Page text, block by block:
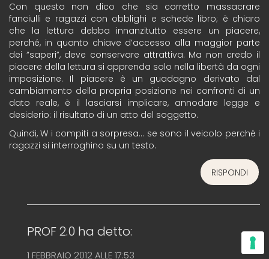
Con questo non dico che sia corretto massacrare
fanciulli e ragazzi con obblighi e schede libro; è chiaro
che la lettura debba innanzitutto essere un piacere,
perché, in quanto chiave d’accesso alla maggior parte
dei “saperi”, deve conservare attrattiva. Ma non credo il
piacere della lettura si apprenda solo nella libertà da ogni
imposizione. Il piacere è un guadagno derivato dal
cambiamento della propria posizione nei confronti di un
dato reale, è il lasciarsi implicare, annodare legge e
desiderio: il risultato di un atto del soggetto.
Quindi, W i compiti a sorpresa… se sono il veicolo perché i
ragazzi si interroghino su un testo.
RISPONDI
PROF 2.0 ha detto:
1 FEBBRAIO 2012 ALLE 17:53